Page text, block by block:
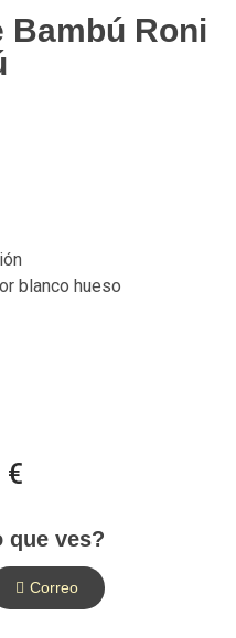
Bambú Roni
blanco hueso
€
que ves?
Correo